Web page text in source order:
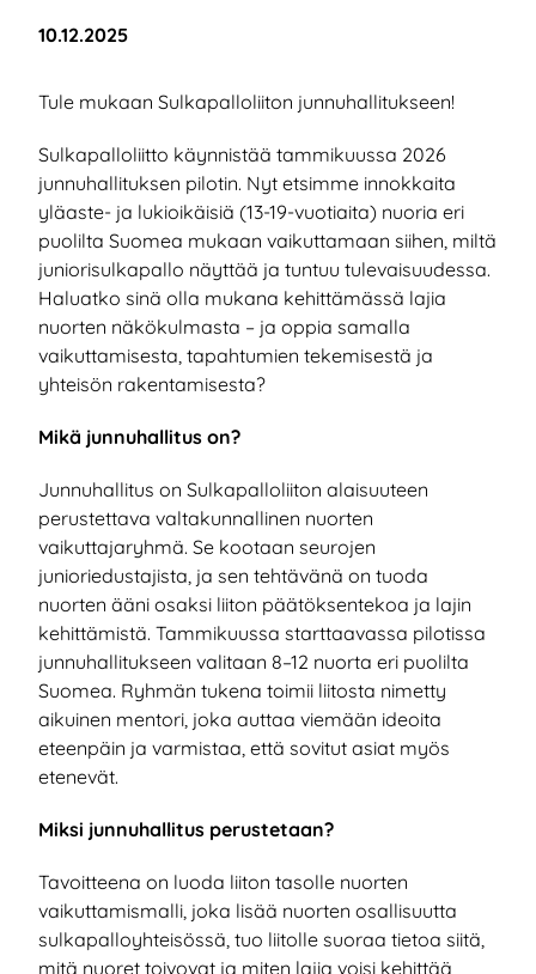
Julkaistu:
10.12.2025
Tule mukaan Sulkapalloliiton junnuhallitukseen!
Sulkapalloliitto käynnistää tammikuussa 2026
junnuhallituksen pilotin. Nyt etsimme innokkaita
yläaste- ja lukioikäisiä (13-19-vuotiaita) nuoria eri
puolilta Suomea mukaan vaikuttamaan siihen, miltä
juniorisulkapallo näyttää ja tuntuu tulevaisuudessa.
Haluatko sinä olla mukana kehittämässä lajia
nuorten näkökulmasta – ja oppia samalla
vaikuttamisesta, tapahtumien tekemisestä ja
yhteisön rakentamisesta?
Mikä junnuhallitus on?
Junnuhallitus on Sulkapalloliiton alaisuuteen
perustettava valtakunnallinen nuorten
vaikuttajaryhmä. Se kootaan seurojen
junioriedustajista, ja sen tehtävänä on tuoda
nuorten ääni osaksi liiton päätöksentekoa ja lajin
kehittämistä. Tammikuussa starttaavassa pilotissa
junnuhallitukseen valitaan 8–12 nuorta eri puolilta
Suomea. Ryhmän tukena toimii liitosta nimetty
aikuinen mentori, joka auttaa viemään ideoita
eteenpäin ja varmistaa, että sovitut asiat myös
etenevät.
Miksi junnuhallitus perustetaan?
Tavoitteena on luoda liiton tasolle nuorten
vaikuttamismalli, joka lisää nuorten osallisuutta
sulkapalloyhteisössä, tuo liitolle suoraa tietoa siitä,
mitä nuoret toivovat ja miten lajia voisi kehittää